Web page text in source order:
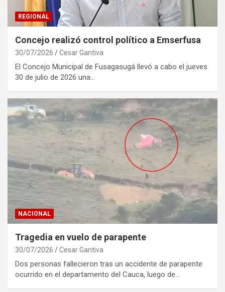
REGIONAL
Concejo realizó control político a Emserfusa
30/07/2026 Cesar Gantiva
El Concejo Municipal de Fusagasugá llevó a cabo el jueves
30 de julio de 2026 una…
NACIONAL
Tragedia en vuelo de parapente
30/07/2026 Cesar Gantiva
Dos personas fallecieron tras un accidente de parapente
ocurrido en el departamento del Cauca, luego de…